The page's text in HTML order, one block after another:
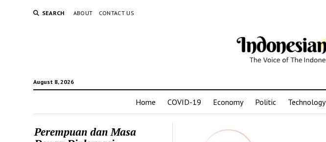
SEARCH ABOUT CONTACT US
August 8, 2026
Home COVID-19 Economy Politic Technology
Perempuan dan Masa